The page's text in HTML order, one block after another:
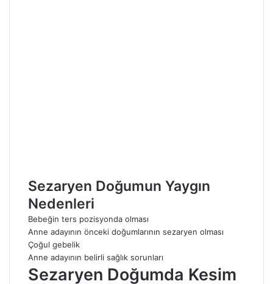
Sezaryen Doğumun Yaygın
Nedenleri
Bebeğin ters pozisyonda olması
Anne adayının önceki doğumlarının sezaryen olması
Çoğul gebelik
Anne adayının belirli sağlık sorunları
Sezaryen Doğumda Kesim